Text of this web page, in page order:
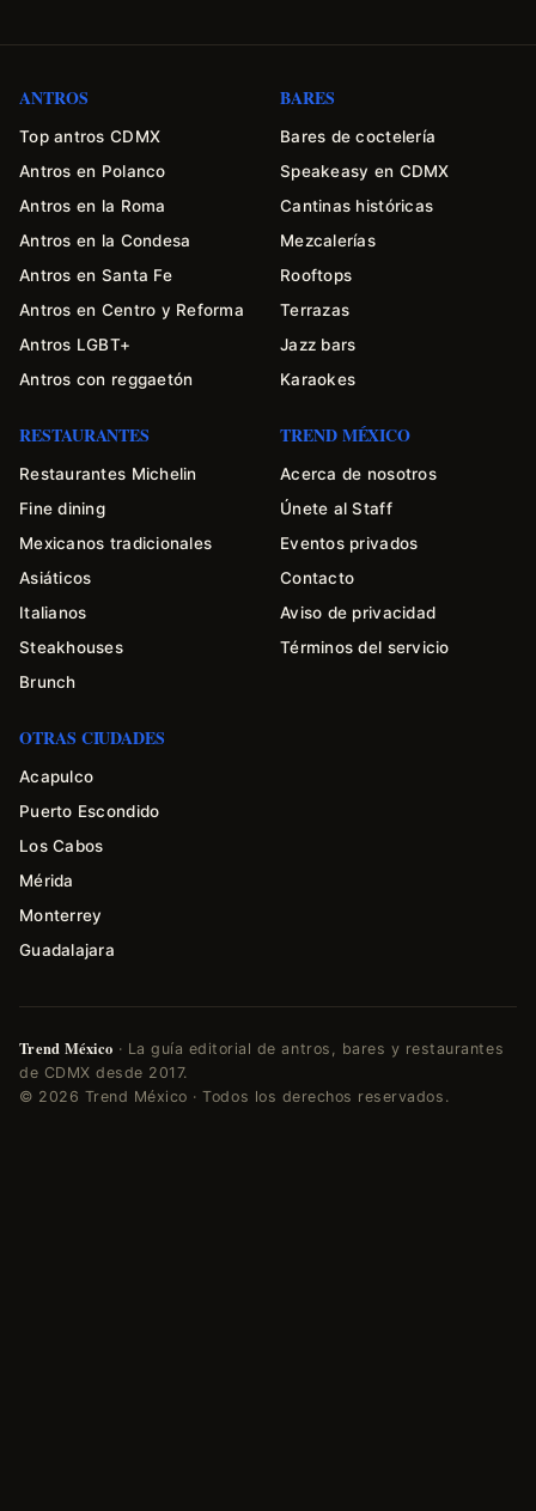
ANTROS
Top antros CDMX
Antros en Polanco
Antros en la Roma
Antros en la Condesa
Antros en Santa Fe
Antros en Centro y Reforma
Antros LGBT+
Antros con reggaetón
BARES
Bares de coctelería
Speakeasy en CDMX
Cantinas históricas
Mezcalerías
Rooftops
Terrazas
Jazz bars
Karaokes
RESTAURANTES
Restaurantes Michelin
Fine dining
Mexicanos tradicionales
Asiáticos
Italianos
Steakhouses
Brunch
TREND MÉXICO
Acerca de nosotros
Únete al Staff
Eventos privados
Contacto
Aviso de privacidad
Términos del servicio
OTRAS CIUDADES
Acapulco
Puerto Escondido
Los Cabos
Mérida
Monterrey
Guadalajara
Trend México · La guía editorial de antros, bares y restaurantes
de CDMX desde 2017.
© 2026 Trend México · Todos los derechos reservados.